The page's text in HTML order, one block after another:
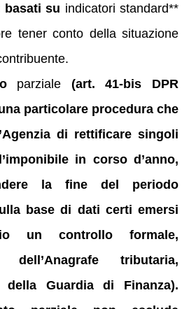
basati su indicatori standard**
tener conto della situazione
parziale (art. 41-bis DPR
particolare procedura che
di rettificare singoli
in corso d’anno,
la fine del periodo
base di dati certi emersi
un controllo formale,
dell’Anagrafe tributaria,
della Guardia di Finanza).